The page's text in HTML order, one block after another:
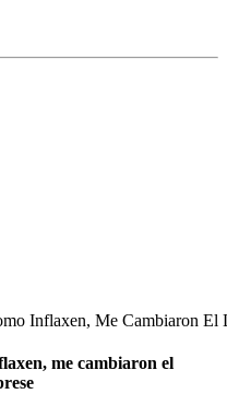
Inflaxen, Me Cambiaron
me cambiaron el